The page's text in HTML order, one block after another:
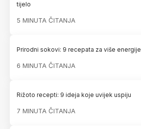
tijelo
5 MINUTA ČITANJA
Prirodni sokovi: 9 recepata za više energije
6 MINUTA ČITANJA
Rižoto recepti: 9 ideja koje uvijek uspiju
7 MINUTA ČITANJA